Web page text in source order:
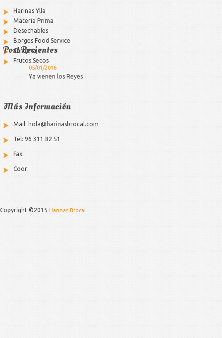
Harinas Ylla
Materia Prima
Desechables
Borges Food Service
Cartonaje
Frutos Secos
Post Recientes
05/01/2016
Ya vienen los Reyes
Más Información
Mail: hola@harinasbrocal.com
Tel: 96 311 82 51
Fax:
Coor:
Copyright ©2015 Harinas Brocal